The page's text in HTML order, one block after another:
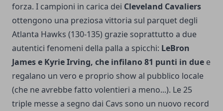
forza. I campioni in carica dei Cleveland Cavaliers
ottengono una preziosa vittoria sul parquet degli
Atlanta Hawks (130-135) grazie soprattutto a due
autentici fenomeni della palla a spicchi: LeBron
James e Kyrie Irving, che infilano 81 punti in due e
regalano un vero e proprio show al pubblico locale
(che ne avrebbe fatto volentieri a meno...). Le 25
triple messe a segno dai Cavs sono un nuovo record